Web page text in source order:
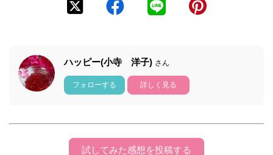
ハッピー(小寺 洋子) さん
フォローする 詳しく見る
試してみた感想を投稿する